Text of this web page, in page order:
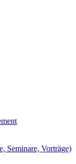
Seminare, Vorträge)